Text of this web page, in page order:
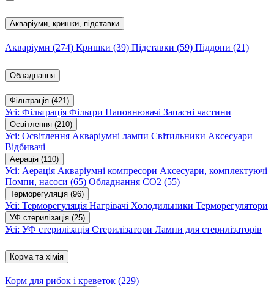
Акваріуми, кришки, підставки
Акваріуми (274) Кришки (39) Підставки (59) Піддони (21)
Обладнання
Фільтрація (421)
Усі: Фільтрація Фільтри Наповнювачі Запасні частини
Освітлення (210)
Усі: Освітлення Акваріумні лампи Світильники Аксесуари
Відбивачі
Аерація (110)
Усі: Аерація Акваріумні компресори Аксесуари, комплектуючі
Помпи, насоси (65) Обладнання CO2 (55)
Терморегуляція (96)
Усі: Терморегуляція Нагрівачі Холодильники Терморегулятори
УФ стерилізація (25)
Усі: УФ стерилізація Стерилізатори Лампи для стерилізаторів
Корма та хімія
Корм для рибок і креветок (229)